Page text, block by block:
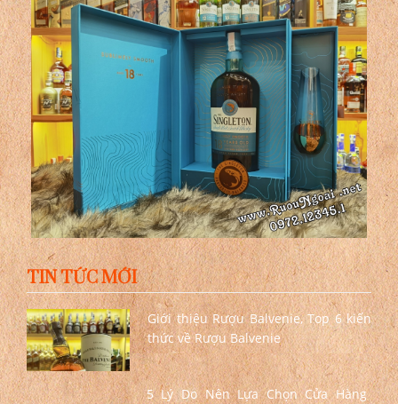
TIN TỨC MỚI
Giới thiệu Rượu Balvenie, Top 6 kiến
thức về Rượu Balvenie
5 Lý Do Nên Lựa Chọn Cửa Hàng